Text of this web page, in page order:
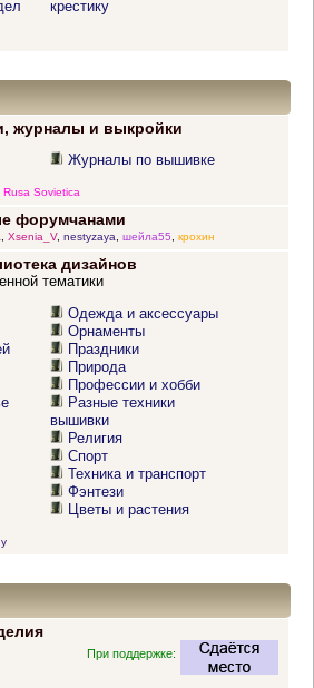
крестику
журналы и выкройки
Журналы по вышивке
Rusa Sovietica
форумчанами
, Xsenia_V, nestyzaya, шейла55, крохин
дизайнов
тематики
Одежда и аксессуары
Орнаменты
Праздники
Природа
Профессии и хобби
Разные техники
вышивки
Религия
Спорт
Техника и транспорт
Фэнтези
Цветы и растения
При поддержке: